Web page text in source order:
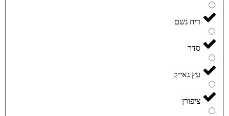
ריח גשם
סדר
עץ גאייק
ציפורן